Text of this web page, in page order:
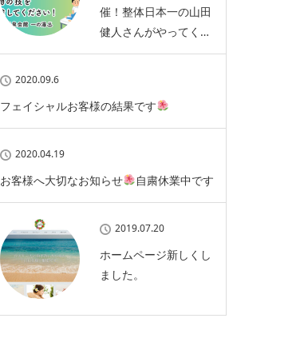
催！整体日本一の山田
健人さんがやってく…
2020.09.6
フェイシャルお客様の結果です
2020.04.19
お客様へ大切なお知らせ 自粛休業中です
2019.07.20
ホームページ新しくし
ました。